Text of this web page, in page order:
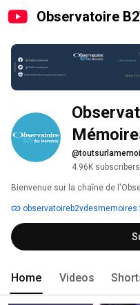
Observatoire
4.96K subscribers
Bienvenue sur la chaîne de
Home Videos